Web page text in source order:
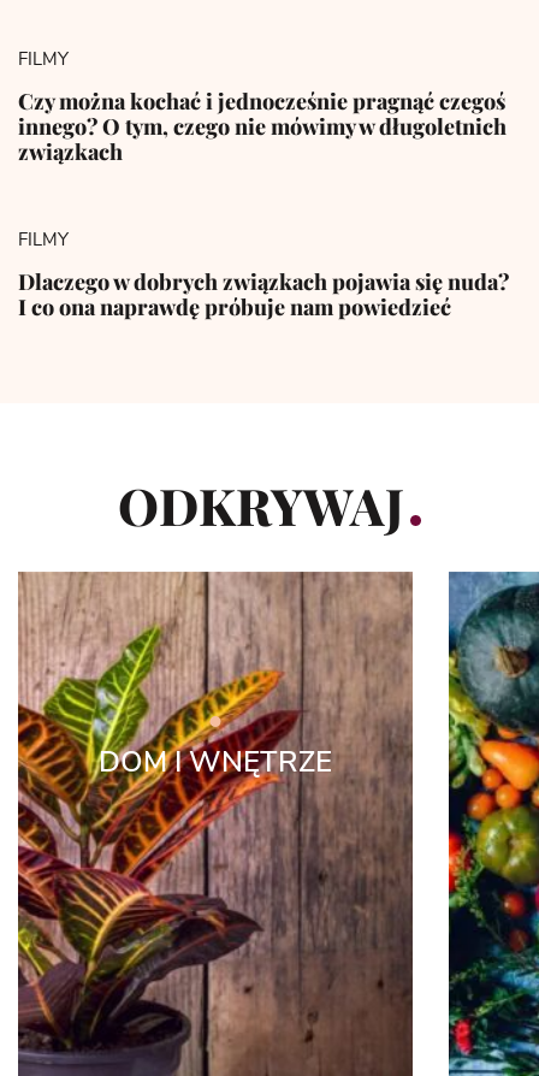
FILMY
Czy można kochać i jednocześnie pragnąć czegoś
innego? O tym, czego nie mówimy w długoletnich
związkach
FILMY
Dlaczego w dobrych związkach pojawia się nuda?
I co ona naprawdę próbuje nam powiedzieć
ODKRYWAJ
DOM I WNĘTRZE